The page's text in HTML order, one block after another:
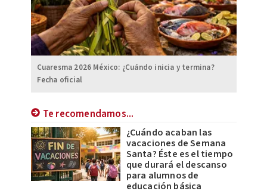
Cuaresma 2026 México: ¿Cuándo inicia y termina?
Fecha oficial
Te recomendamos...
¿Cuándo acaban las
vacaciones de Semana
Santa? Éste es el tiempo
que durará el descanso
para alumnos de
educación básica